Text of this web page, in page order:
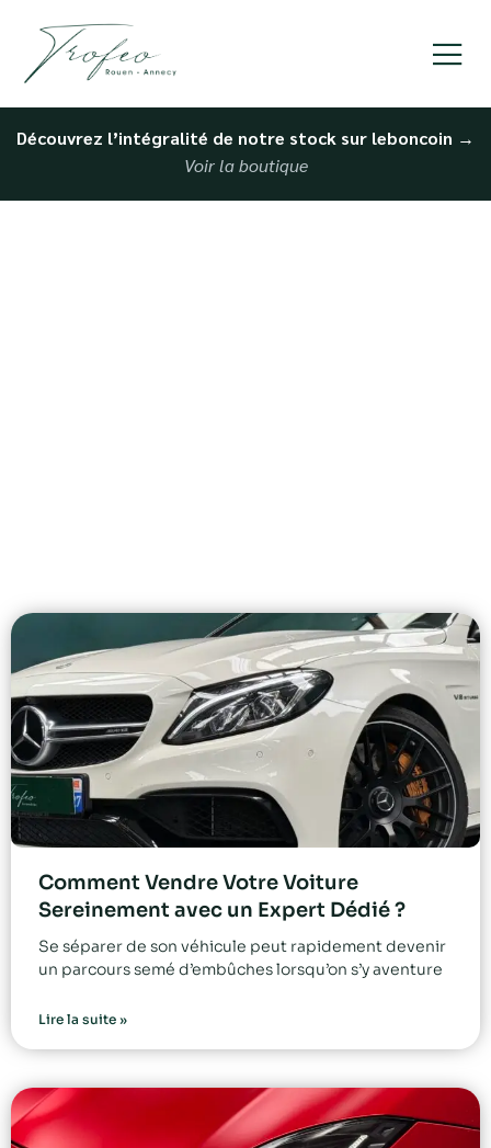
Découvrez l’intégralité de notre stock sur leboncoin →
Voir la boutique
Comment Vendre Votre Voiture
Sereinement avec un Expert Dédié ?
Se séparer de son véhicule peut rapidement devenir
un parcours semé d’embûches lorsqu’on s’y aventure
Lire la suite »